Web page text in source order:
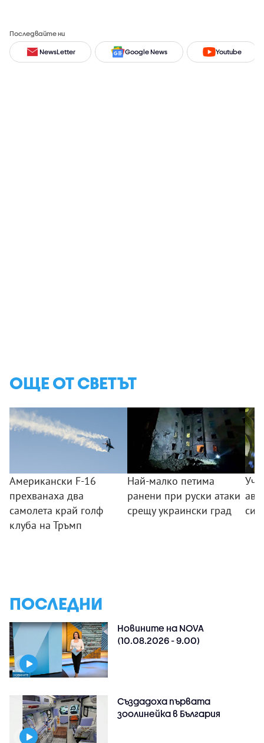
Последвайте ни
NewsLetter Google News Youtube
ОЩЕ ОТ СВЕТЪТ
Американски F-16
прехванаха два
самолета край голф
клуба на Тръмп
Най-малко петима
ранени при руски атаки
срещу украински град
си
ПОСЛЕДНИ
Новините на NOVA
(10.08.2026 - 9.00)
Създадоха първата
зоолинейка в България